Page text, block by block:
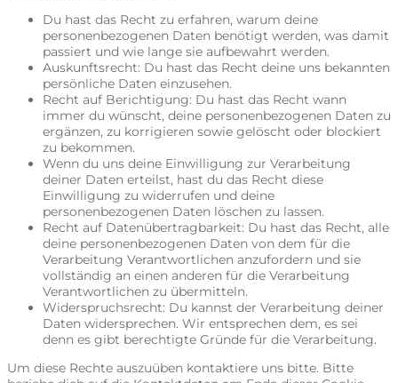
Du hast das Recht zu erfahren, warum deine
personenbezogenen Daten benötigt werden, was damit
passiert und wie lange sie aufbewahrt werden.
Auskunftsrecht: Du hast das Recht deine uns bekannten
persönliche Daten einzusehen.
Recht auf Berichtigung: Du hast das Recht wann
immer du wünscht, deine personenbezogenen Daten zu
ergänzen, zu korrigieren sowie gelöscht oder blockiert
zu bekommen.
Wenn du uns deine Einwilligung zur Verarbeitung
deiner Daten erteilst, hast du das Recht diese
Einwilligung zu widerrufen und deine
personenbezogenen Daten löschen zu lassen.
Recht auf Datenübertragbarkeit: Du hast das Recht, alle
deine personenbezogenen Daten von dem für die
Verarbeitung Verantwortlichen anzufordern und sie
vollständig an einen anderen für die Verarbeitung
Verantwortlichen zu übermitteln.
Widerspruchsrecht: Du kannst der Verarbeitung deiner
Daten widersprechen. Wir entsprechen dem, es sei
denn es gibt berechtigte Gründe für die Verarbeitung.
Um diese Rechte auszuüben kontaktiere uns bitte. Bitte